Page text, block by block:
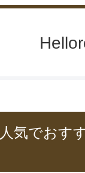
気でおす